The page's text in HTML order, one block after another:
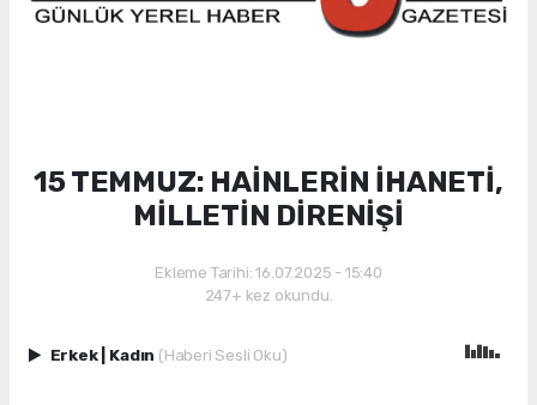
15 TEMMUZ: HAİNLERİN İHANETİ,
MİLLETİN DİRENİŞİ
Ekleme Tarihi: 16.07.2025 - 15:40
247+ kez okundu.
Erkek Kadın (Haberi Sesli Oku)